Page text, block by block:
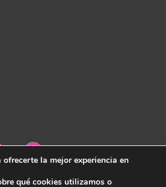
la mejor experiencia en
qué cookies utilizamos o